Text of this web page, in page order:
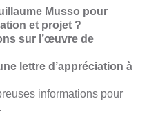
Musso pour
et projet ?
sur l’œuvre de
lettre d’appréciation à
informations pour
.